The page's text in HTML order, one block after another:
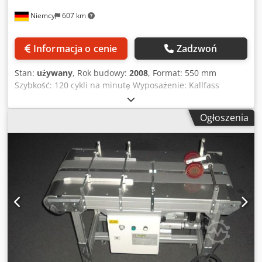
Niemcy 607 km
Informacja o cenie Zadzwoń
Stan: używany, Rok budowy: 2008, Format: 550 mm
Szybkość: 120 cykli na minutę Wyposażenie: Kallfass
Universa 500 Servo – w pełni automatyczna, ciągła
zgrzewarka boczna Typ: hybrydowa zgrzewarka boczna z
ciągłym przepływem produktu Podawanie produktu: Prosty
system podawania, kompatybilny z produktami o różnej
długości i z automatycznymi liniami produkcyjnymi
Dodpfozpghwex Amaswa Transport: Taśma transportowa
próżniowa Sterowanie ruchem: SIEMENS SIMOTION z
serwonapędami we wszystkich istotnych dla produktu
elementach Obsługa: Panel dotykowy SIEMENS TP 270 Tryb
pracy: Ciągły przepływ produktu z przerywanym
zgrzewaniem poprzecznym Kallfass Compact 650 D –
wysokowydajny, energooszczędny tunel kurczliwy Typ:
Wysokowydajny, energooszczędny tunel kurczliwy System
grzewczy: Z opatentowanym systemem grzewczym z
Ogłoszenia